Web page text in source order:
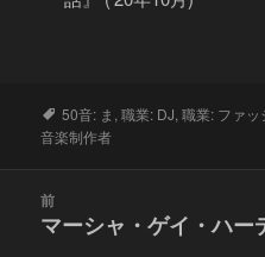
タ
グ
50音: ま ,職業: DJ,職業: ファ
音楽制作者
前
前
マーシャ・ゲイ・ハー